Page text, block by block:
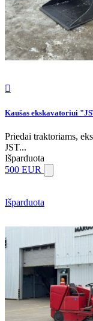

Kaušas ekskavatoriui
Priedai traktoriams,
JST...
Išparduota
500 EUR
Išparduota